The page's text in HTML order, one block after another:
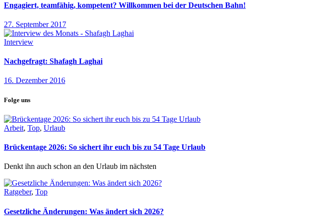
Engagiert, teamfähig, kompetent? Willkommen bei der Deutschen Bahn!
27. September 2017
Interview
Nachgefragt: Shafagh Laghai
16. Dezember 2016
Folge uns
Arbeit, Top, Urlaub
Brückentage 2026: So sichert ihr euch bis zu 54 Tage Urlaub
Denkt ihn auch schon an den Urlaub im nächsten
Ratgeber, Top
Gesetzliche Änderungen: Was ändert sich 2026?